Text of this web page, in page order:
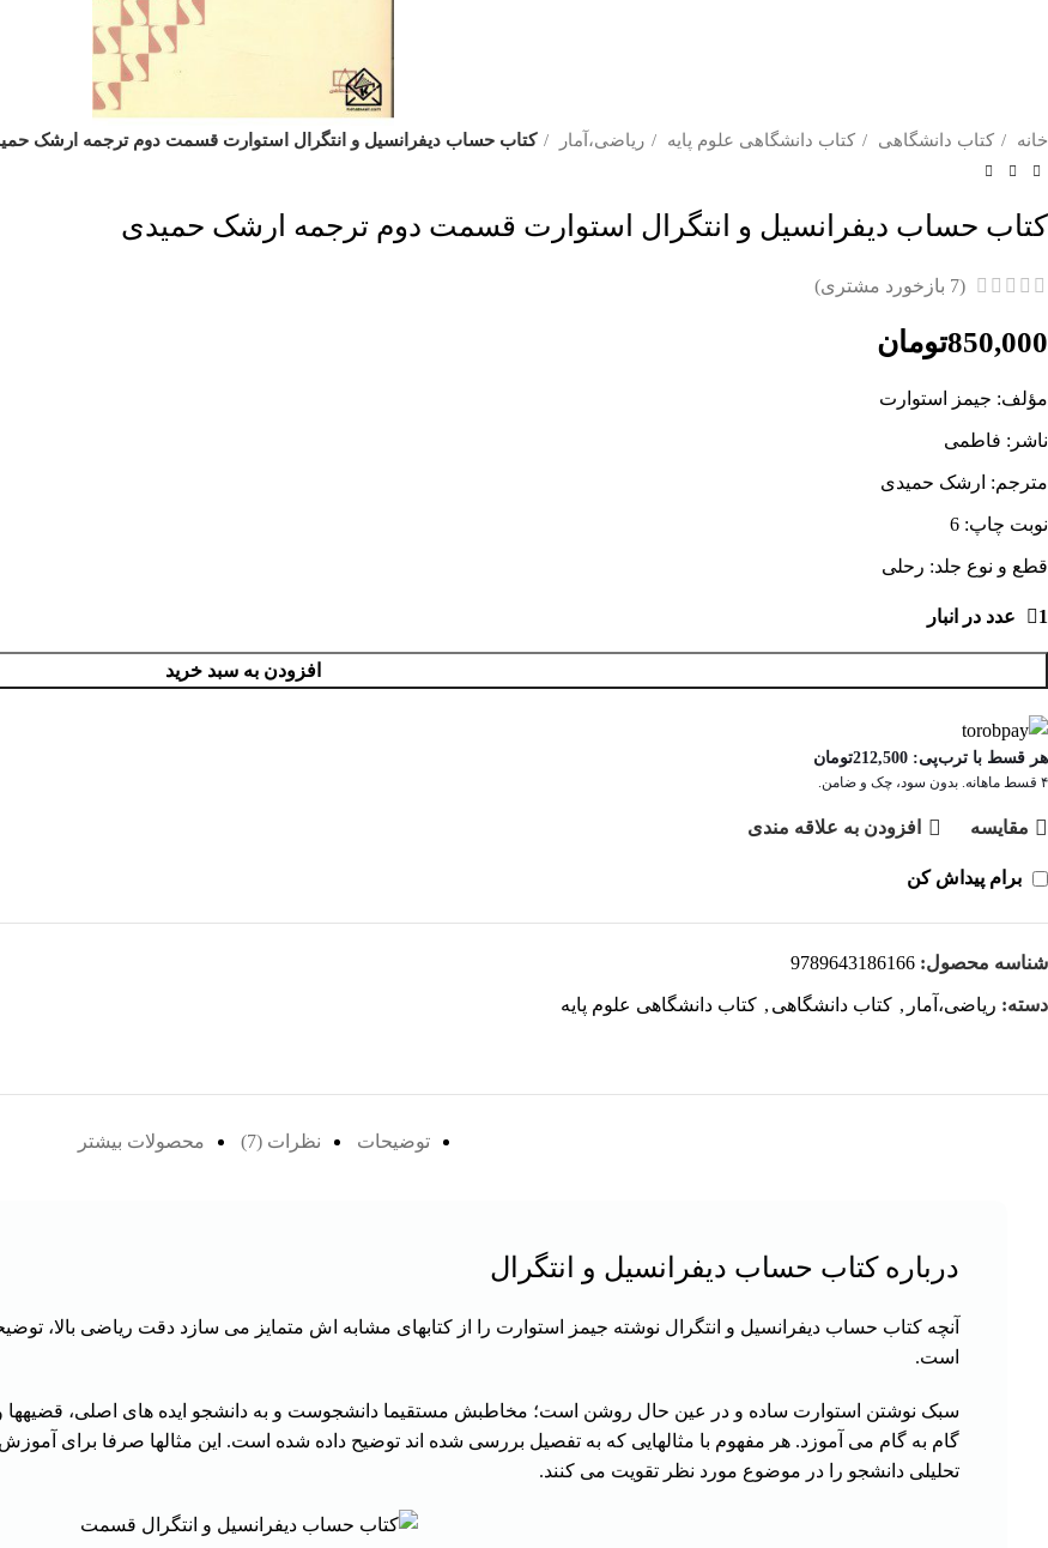
خانه کتاب دانشگاهی کتاب دانشگاهی علوم پایه ریاضی،آمار کتاب حساب دیفرانسیل و انتگرال استوارت قسمت دوم ترجمه ارشک
کتاب حساب دیفرانسیل و انتگرال استوارت قسمت دوم ترجمه ارشک حمیدی
(
7 بازخورد مشتری)
850,000تومان
مؤلف: جیمز استوارت
ناشر: فاطمی
مترجم: ارشک حمیدی
نوبت چاپ: 6
قطع و نوع جلد: رحلی
1 عدد در انبار
افزودن به سبد خرید
هر قسط با ترب‌پی: 212,500تومان
۴ قسط ماهانه. بدون سود، چک و ضامن.
مقايسه افزودن به علاقه مندی
برام پیداش کن
شناسه محصول: 9789643186166
دسته: ریاضی،آمار , کتاب دانشگاهی , کتاب دانشگاهی علوم پایه
توضیحات نظرات (7) محصولات بیشتر
درباره کتاب حساب دیفرانسیل و انتگرال
آنچه کتاب حساب دیفرانسیل و انتگرال نوشته جیمز استوارت را از کتابهای مشابه اش متمایز می سازد دقت ریاضی بالا،
است.
سبک نوشتن استوارت ساده و در عین حال روشن است؛ مخاطبش مستقیما دانشجوست و به دانشجو ایده های اصلی،
گام به گام می آموزد. هر مفهوم با مثالهایی که به تفصیل بررسی شده اند توضیح داده شده است. این مثالها صرفا برای آموزش
تحلیلی دانشجو را در موضوع مورد نظر تقویت می کنند.